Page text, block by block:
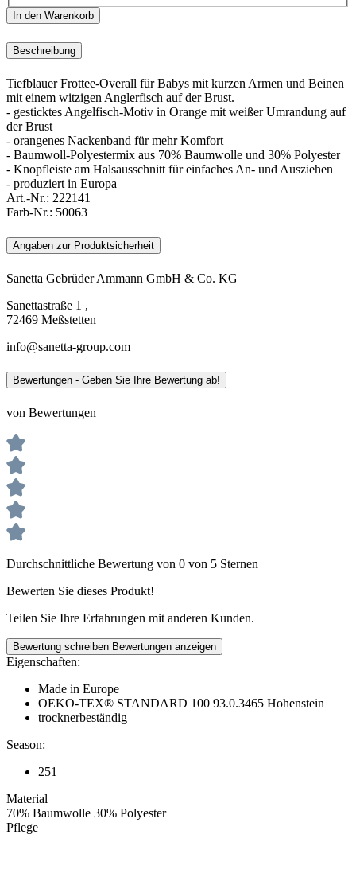
In den Warenkorb
Beschreibung
Tiefblauer Frottee-Overall für Babys mit kurzen Armen und Beinen
mit einem witzigen Anglerfisch auf der Brust.
- gesticktes Angelfisch-Motiv in Orange mit weißer Umrandung auf
der Brust
- orangenes Nackenband für mehr Komfort
- Baumwoll-Polyestermix aus 70% Baumwolle und 30% Polyester
- Knopfleiste am Halsausschnitt für einfaches An- und Ausziehen
- produziert in Europa
Art.-Nr.: 222141
Farb-Nr.: 50063
Angaben zur Produktsicherheit
Sanetta Gebrüder Ammann GmbH & Co. KG
Sanettastraße 1 ,
72469 Meßstetten
info@sanetta-group.com
Bewertungen - Geben Sie Ihre Bewertung ab!
von Bewertungen
Durchschnittliche Bewertung von 0 von 5 Sternen
Bewerten Sie dieses Produkt!
Teilen Sie Ihre Erfahrungen mit anderen Kunden.
Bewertung schreiben Bewertungen anzeigen
Eigenschaften:
Made in Europe
OEKO-TEX® STANDARD 100 93.0.3465 Hohenstein
trocknerbeständig
Season:
251
Material
70% Baumwolle 30% Polyester
Pflege